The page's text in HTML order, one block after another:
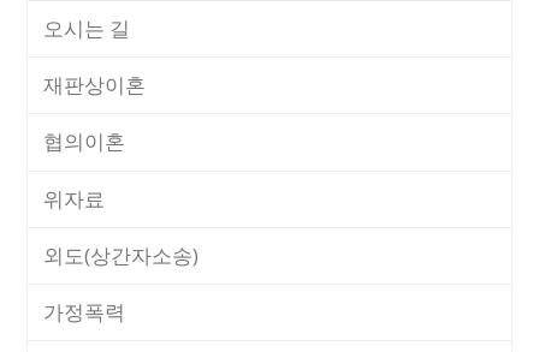
오시는 길
재판상이혼
협의이혼
위자료
외도(상간자소송)
가정폭력